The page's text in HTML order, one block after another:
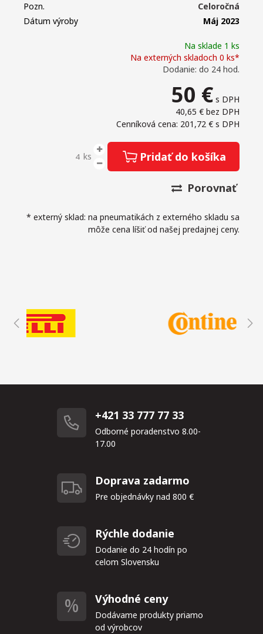
Na sklade 1 ks
Na externých skladoch 0 ks*
Dodanie: do 24 hod.
50 € s DPH
40,65 € bez DPH
Cenníková cena: 201,72 € s DPH
ks Pridať do košíka
Porovnať
* externý sklad: na pneumatikách z externého skladu sa
môže cena líšiť od našej predajnej ceny.
Pozn.
Celoročná
Dátum výroby
Máj 2023
+421 33 777 77 33
Odborné poradenstvo 8.00-
17.00
Doprava zadarmo
Pre objednávky nad 800 €
Rýchle dodanie
Dodanie do 24 hodín po
celom Slovensku
Výhodné ceny
Dodávame produkty priamo
od výrobcov